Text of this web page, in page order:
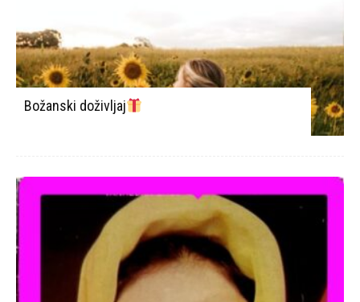
Božanski doživljaj